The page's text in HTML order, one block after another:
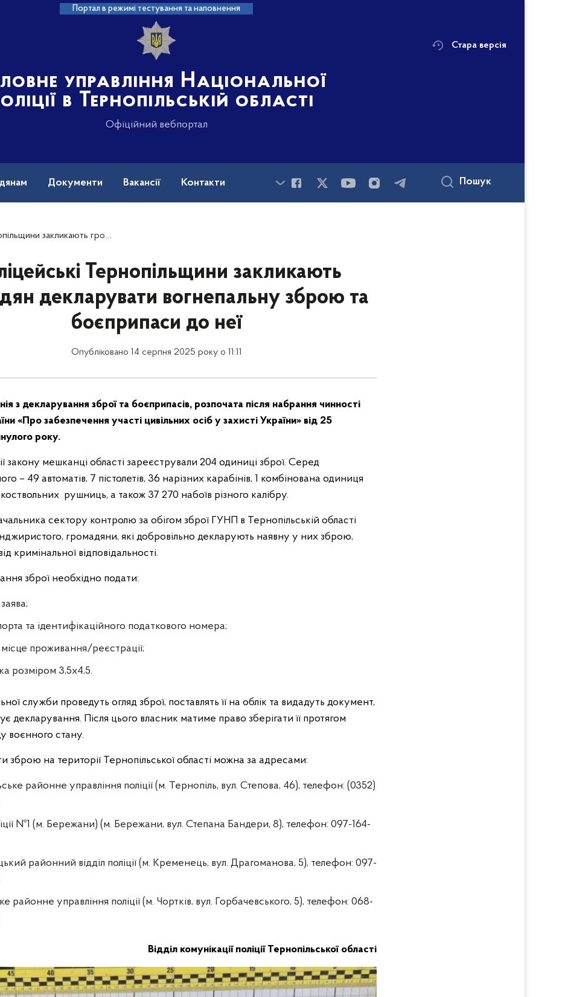
Портал в режимі тестування та наповнення
управління Національної
в Тернопільській області
Офіційний вебпортал
Стара версія
Документи Вакансії Контакти Пошук
декларувати вогнепальну зброю та боєприпаси до неї
Тернопільщини закликають
декларувати вогнепальну зброю та
боєприпаси до неї
Опубліковано 14 серпня 2025 року о 11:11
з декларування зброї та боєприпасів, розпочата після набрання чинності
«Про забезпечення участі цивільних осіб у захисті України» від 25
року.
закону мешканці області зареєстрували 204 одиниці зброї. Серед
– 49 автоматів, 7 пістолетів, 36 нарізних карабінів, 1 комбінована одиниця
рушниць, а також 37 270 набоїв різного калібру.
сектору контролю за обігом зброї ГУНП в Тернопільській області
громадяни, які добровільно декларують наявну у них зброю,
кримінальної відповідальності.
зброї необхідно подати:
та ідентифікаційного податкового номера;
проживання/реєстрації;
розміром 3,5x4,5.
служби проведуть огляд зброї, поставлять її на облік та видадуть документ,
декларування. Після цього власник матиме право зберігати її протягом
воєнного стану.
зброю на території Тернопільської області можна за адресами:
районне управління поліції (м. Тернопіль, вул. Степова, 46), телефон: (0352)
№1 (м. Бережани) (м. Бережани, вул. Степана Бандери, 8), телефон: 097-164-
районний відділ поліції (м. Кременець, вул. Драгоманова, 5), телефон: 097-
районне управління поліції (м. Чортків, вул. Горбачевського, 5), телефон: 068-
Відділ комунікації поліції Тернопільської області